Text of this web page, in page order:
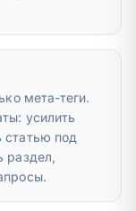
мета-теги.
усилить
под
раздел,